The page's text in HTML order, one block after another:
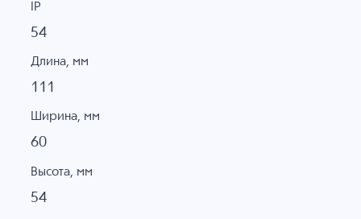
IP
54
Длина, мм
111
Ширина, мм
60
Высота, мм
54